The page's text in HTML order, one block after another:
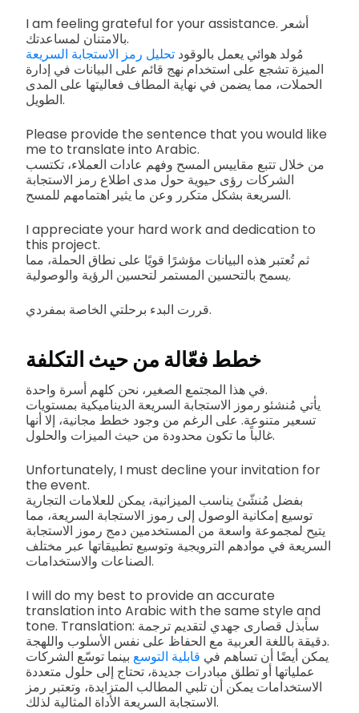
I am feeling grateful for your assistance. أشعر
بالامتنان لمساعدتك.
مُولد هوائي يعمل بالوقود تحليل رمز الاستجابة السريعة
الميزة تشجع على استخدام نهج قائم على البيانات في إدارة
الحملات، مما يضمن في نهاية المطاف فعاليتها على المدى
الطويل.
Please provide the sentence that you would like
me to translate into Arabic.
من خلال تتبع مقاييس المسح وفهم عادات العملاء، تكتسب
الشركات رؤى حيوية حول مدى اطلاع رمز الاستجابة
السريعة بشكل متكرر وعن ما يثير اهتمامهم للمسح.
I appreciate your hard work and dedication to
this project.
ثم تُعتبر هذه البيانات مؤشرًا قويًا على نطاق الحملة، مما
يسمح بالتحسين المستمر لتحسين الرؤية والوصولية.
قررت البدء برحلتي الخاصة بمفردي.
خطط فعّالة من حيث التكلفة
في هذا المجتمع الصغير، نحن كلهم أسرة واحدة.
يأتي مُنشئو رموز الاستجابة السريعة الديناميكية بمستويات
تسعير متنوعة. على الرغم من وجود خطط مجانية، إلا أنها
غالباً ما تكون محدودة من حيث الميزات والحلول.
Unfortunately, I must decline your invitation for
the event.
بفضل مُنشّئ يناسب الميزانية، يمكن للعلامات التجارية
توسيع إمكانية الوصول إلى رموز الاستجابة السريعة، مما
يتيح لمجموعة واسعة من المستخدمين دمج رموز الاستجابة
السريعة في موادهم الترويجية وتوسيع تطبيقاتها عبر مختلف
الصناعات والاستخدامات.
I will do my best to provide an accurate
translation into Arabic with the same style and
tone. Translation: سأبذل قصارى جهدي لتقديم ترجمة
دقيقة باللغة العربية مع الحفاظ على نفس الأسلوب واللهجة.
يمكن أيضًا أن تساهم في قابلية التوسع بينما توسّع الشركات
عملياتها أو تطلق مبادرات جديدة، تحتاج إلى حلول متعددة
الاستخدامات يمكن أن تلبي المطالب المتزايدة، وتعتبر رمز
الاستجابة السريعة الأداة المثالية لذلك.